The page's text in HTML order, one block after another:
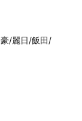
/麗日/飯田/